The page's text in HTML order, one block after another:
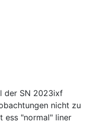
der SN 2023ixf
nicht zu
ess "normal" liner